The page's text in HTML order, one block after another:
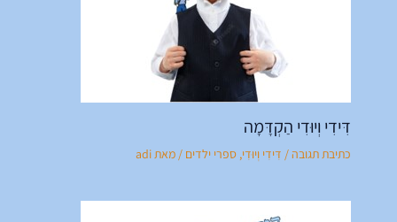
דִּידִי וְיוּדִי הַקְדָּמָה
כתיבת תגובה/ דִּידִי וְיוּדִי, ספרי ילדים / מאתadi